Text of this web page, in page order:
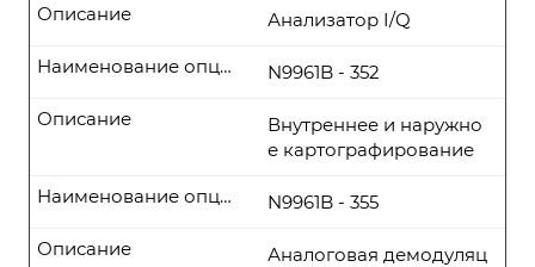
Анализатор I/Q
Описание
N9961B - 352
Наименование опции
Внутреннее и наружно
е картографирование
Описание
N9961B - 355
Наименование опции
Аналоговая демодуляц
Описание